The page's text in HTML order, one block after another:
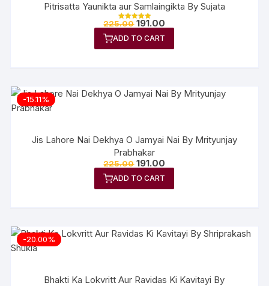
Pitrisatta Yaunikta aur Samlaingikta By Sujata
Rated
out of 5
225.00 191.00
ADD TO CART
-15.11%
Jis Lahore Nai Dekhya O Jamyai Nai By Mrityunjay
Prabhakar
225.00 191.00
ADD TO CART
-20.00%
Bhakti Ka Lokvritt Aur Ravidas Ki Kavitayi By